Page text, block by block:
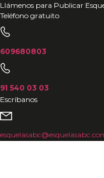
Ir
al
contenido
Llámenos para Publicar
Teléfono gratuito
609680803
91 540 03 03
Escríbanos